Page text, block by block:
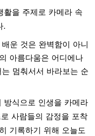
활을 주제로 카메라 속
.
운 것은 완벽함이 아니
아름다움은 어디에나
멈춰서서 바라보는 순
방식으로 인생을 카메라
사람들의 감정을 포착
기록하기 위해 오늘도